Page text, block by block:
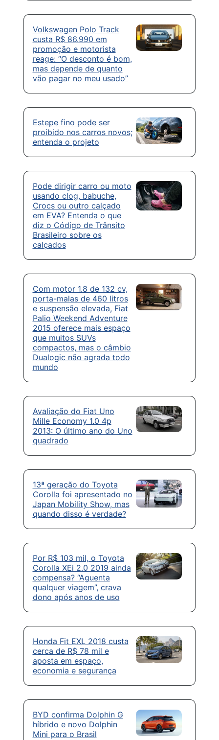
Volkswagen Polo Track
custa R$ 86.990 em
promoção e motorista
reage: “O desconto é bom,
mas depende de quanto
vão pagar no meu usado”
Estepe fino pode ser
proibido nos carros novos;
entenda o projeto
Pode dirigir carro ou moto
usando clog, babuche,
Crocs ou outro calçado
em EVA? Entenda o que
diz o Código de Trânsito
Brasileiro sobre os
calçados
Com motor 1.8 de 132 cv,
porta-malas de 460 litros
e suspensão elevada, Fiat
Palio Weekend Adventure
2015 oferece mais espaço
que muitos SUVs
compactos, mas o câmbio
Dualogic não agrada todo
mundo
Avaliação do Fiat Uno
Mille Economy 1.0 4p
2013: O último ano do Uno
quadrado
13ª geração do Toyota
Corolla foi apresentado no
Japan Mobility Show, mas
quando disso é verdade?
Por R$ 103 mil, o Toyota
Corolla XEi 2.0 2019 ainda
compensa? “Aguenta
qualquer viagem”, crava
dono após anos de uso
Honda Fit EXL 2018 custa
cerca de R$ 78 mil e
aposta em espaço,
economia e segurança
BYD confirma Dolphin G
híbrido e novo Dolphin
Mini para o Brasil